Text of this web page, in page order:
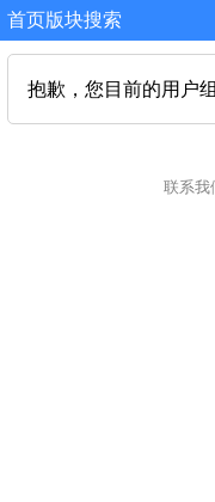
首页版块搜索
抱歉，您目前的用户
联系